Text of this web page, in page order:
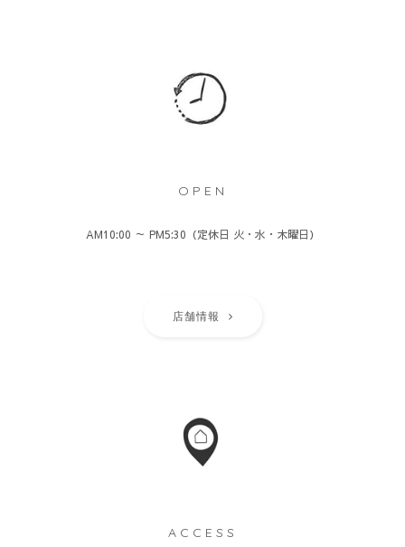
OPEN
AM10:00 ～ PM5:30（定休日 火・水・木曜日）
店舗情報
ACCESS